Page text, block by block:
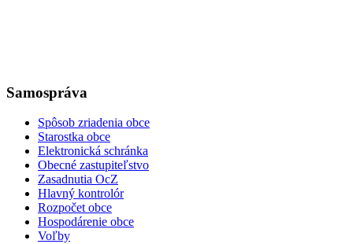
Samospráva
Spôsob zriadenia obce
Starostka obce
Elektronická schránka
Obecné zastupiteľstvo
Zasadnutia OcZ
Hlavný kontrolór
Rozpočet obce
Hospodárenie obce
Voľby